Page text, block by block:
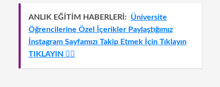
ANLIK EĞİTİM HABERLERİ: Üniversite
Öğrencilerine Özel İçerikler Paylaştığımız
İnstagram Sayfamızı Takip Etmek İçin Tıklayın
TIKLAYIN 👈🏻